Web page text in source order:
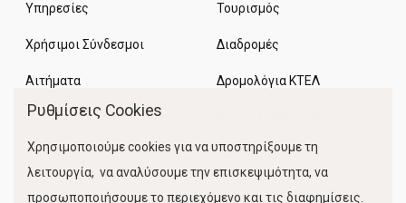
Υπηρεσίες
Χρήσιμοι Σύνδεσμοι
Αιτήματα
Τουρισμός
Διαδρομές
Δρομολόγια ΚΤΕΛ
Κίνηση Λιμένος
Ρυθμίσεις Cookies
Χρησιμοποιούμε cookies για να υποστηρίξουμε τη
λειτουργία, να αναλύσουμε την επισκεψιμότητα, να
προσωποποιήσουμε το περιεχόμενο και τις διαφημίσεις.